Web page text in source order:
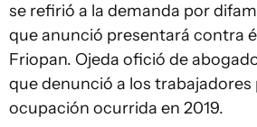
se refirió a la demanda por
que anunció presentará contra
Friopan. Ojeda ofició de
que denunció a los trabajadores
ocupación ocurrida en 2019.